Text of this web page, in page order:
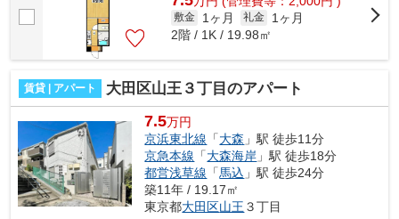
敷金 1ヶ月 礼金
1ヶ月
2階 / 1K / 19.98㎡
賃貸 | アパート 大田区山王３丁目のアパート
7.5万円
京浜東北線 「大森 」駅 徒歩11分
京急本線 「大森海岸 」駅 徒歩18分
都営浅草線 「馬込 」駅 徒歩24分
築11年 / 19.17㎡
東京都大田区山王 ３丁目